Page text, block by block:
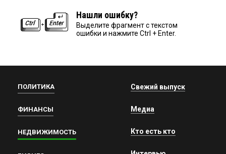
Нашли ошибку?
Выделите фрагмент с текстом
ошибки и нажмите Ctrl + Enter.
ПОЛИТИКА
ФИНАНСЫ
НЕДВИЖИМОСТЬ
Свежий выпуск
Медиа
Кто есть кто